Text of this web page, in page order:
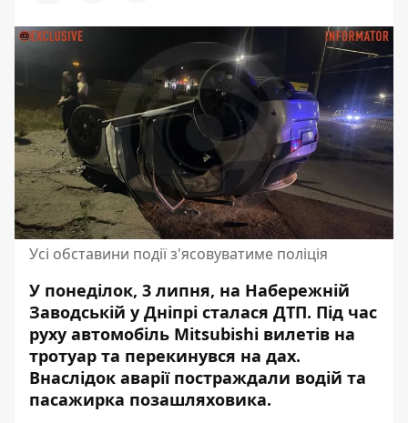
Усі обставини події з'ясовуватиме поліція
У понеділок, 3 липня, на Набережній
Заводській у Дніпрі сталася ДТП. Під час
руху автомобіль Mitsubishi вилетів на
тротуар та перекинувся на дах.
Внаслідок аварії постраждали водій та
пасажирка позашляховика.